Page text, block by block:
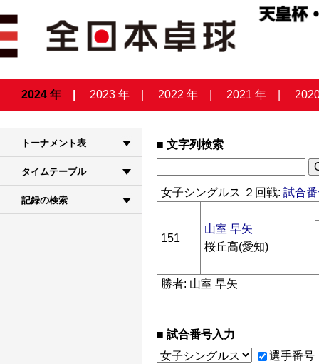
2024 年 2023 年 2022 年 2021 年
トーナメント表
タイムテーブル
記録の検索
文字列検索
女子シングルス ２回戦:試合
151
山室 早矢
桜丘高(愛知)
勝者: 山室 早矢
試合番号入力
選手番号